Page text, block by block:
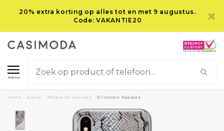
20% extra korting op alles tot en met 9 augustus.
Code: VAKANTIE20
menu
Home Apple iPhone XS hoesjes Siliconen hoesjes